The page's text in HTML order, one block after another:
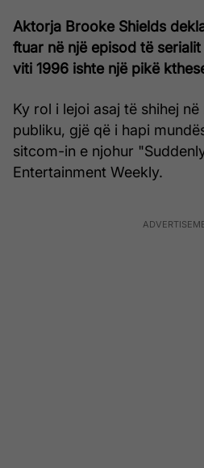
Aktorja Brooke Shields
ftuar në një episod të
viti 1996 ishte një pikë
Ky rol i lejoi asaj të shihej
publiku, gjë që i hapi
sitcom-in e njohur
Entertainment Weekly.